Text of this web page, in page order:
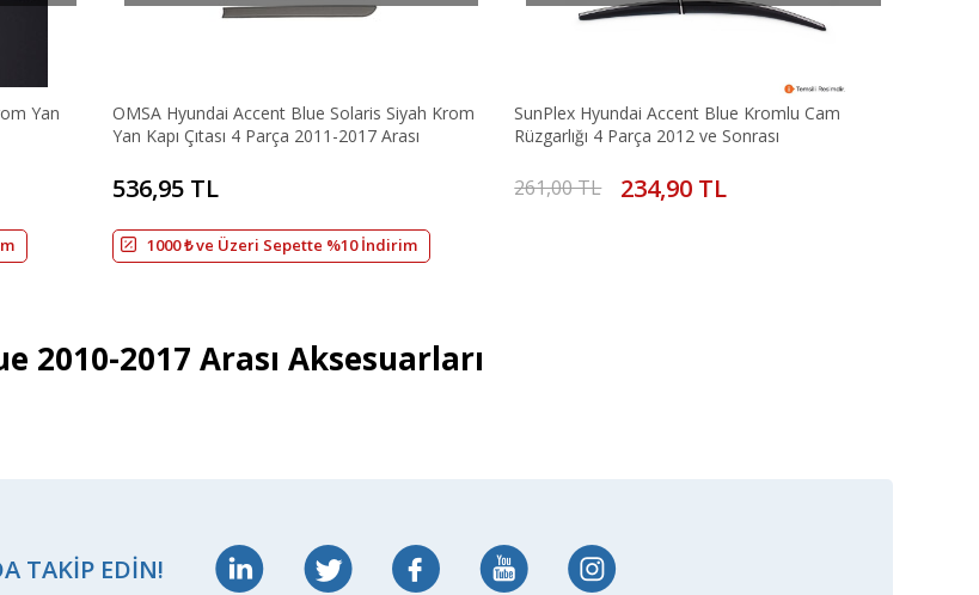
Yan
OMSA Hyundai Accent Blue Solaris Siyah Krom
Yan Kapı Çıtası 4 Parça 2011-2017 Arası
536,95 TL
1000 ₺ ve Üzeri Sepette %10 İndirim
SunPlex Hyundai Accent Blue Kromlu Cam
Rüzgarlığı 4 Parça 2012 ve Sonrası
261,00 TL 234,90 TL
2010-2017 Arası Aksesuarları
TAKIP EDIN!